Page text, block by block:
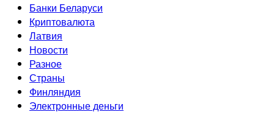
Банки Беларуси
Криптовалюта
Латвия
Новости
Разное
Страны
Финляндия
Электронные деньги